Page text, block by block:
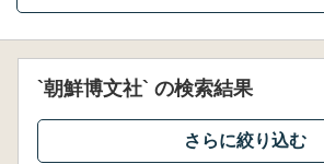
`朝鮮博文社` の検索結果